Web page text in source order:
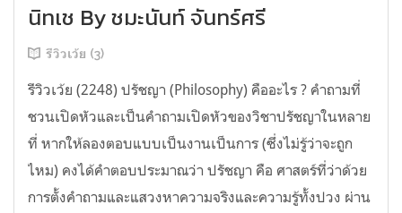
นิทเช By ชมะนันท์ จันทร์ศรี
รีวิวเว้ย (3)
รีวิวเว้ย (2248) ปรัชญา (Philosophy) คืออะไร ? คำถามที่
ชวนเปิดหัวและเป็นคำถามเปิดหัวของวิชาปรัชญาในหลาย
ที่ หากให้ลองตอบแบบเป็นงานเป็นการ (ซึ่งไม่รู้ว่าจะถูก
ไหม) คงได้คำตอบประมาณว่า ปรัชญา คือ ศาสตร์ที่ว่าด้วย
การตั้งคำถามและแสวงหาความจริงและความรู้ทั้งปวง ผ่าน